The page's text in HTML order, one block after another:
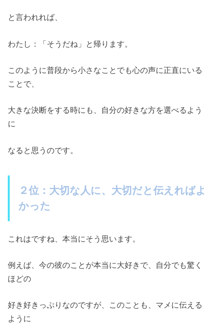
と言われれば、
わたし：「そうだね」と帰ります。
このように普段から小さなことでも心の声に正直にいる
ことで、
大きな決断をする時にも、自分の好きな方を選べるよう
に
なると思うのです。
２位：大切な人に、大切だと伝えればよ
かった
これはですね、本当にそう思います。
例えば、今の彼のことが本当に大好きで、自分でも驚く
ほどの
好き好きっぷりなのですが、このことも、マメに伝える
ように